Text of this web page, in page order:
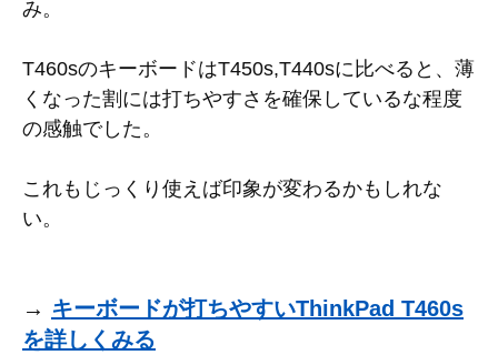
み。
T460sのキーボードはT450s,T440sに比べると、薄
くなった割には打ちやすさを確保しているな程度
の感触でした。
これもじっくり使えば印象が変わるかもしれな
い。
→ キーボードが打ちやすいThinkPad T460s
を詳しくみる